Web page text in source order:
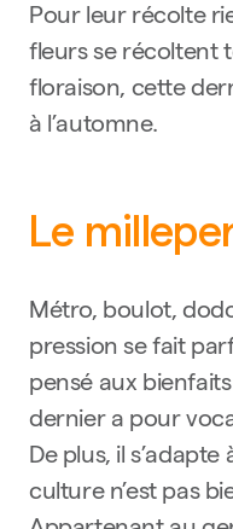
Pour leur récolte
fleurs se récoltent
floraison, cette
à l’automne.
Le
Métro, boulot,
pression se fait
pensé aux
dernier a pour
De plus, il
culture n’est pas